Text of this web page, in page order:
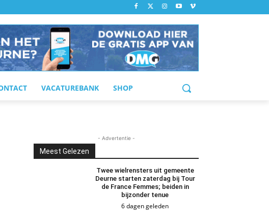
VACATUREBANK SHOP
- Advertentie -
Meest Gelezen
Twee wielrensters uit gemeente
Deurne starten zaterdag bij Tour
de France Femmes; beiden in
bijzonder tenue
6 dagen geleden